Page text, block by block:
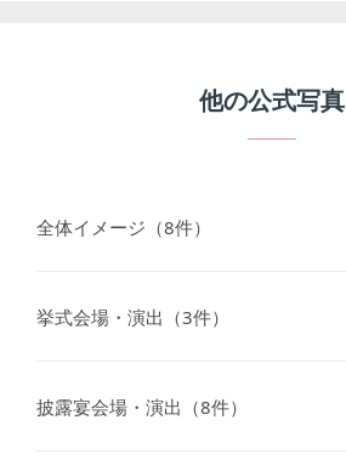
他の公式写真
全体イメージ （8件）
挙式会場・演出 （3件）
披露宴会場・演出 （8件）